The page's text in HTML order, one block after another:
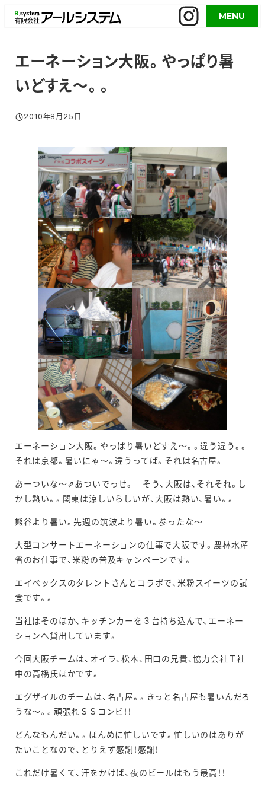
MENU
エーネーション大阪。やっぱり暑
いどすえ～。。
投稿日
2010年8月25日
エーネーション大阪。やっぱり暑いどすえ～。。違う違う。。
それは京都。暑いにゃ～。違うってば。それは名古屋。
あーついな～⇗あついでっせ。 そう、大阪は、それそれ。し
かし熱い。。関東は涼しいらしいが、大阪は熱い、暑い。。
熊谷より暑い。先週の筑波より暑い。参ったな～
大型コンサートエーネーションの仕事で大阪です。農林水産
省のお仕事で、米粉の普及キャンペーンです。
エイベックスのタレントさんとコラボで、米粉スイーツの試
食です。。
当社はそのほか、キッチンカーを３台持ち込んで、エーネー
ションへ貸出しています。
今回大阪チームは、オイラ、松本、田口の兄貴、協力会社Ｔ社
中の高橋氏ほかです。
エグザイルのチームは、名古屋。。きっと名古屋も暑いんだろ
うな～。。頑張れＳＳコンビ！！
どんなもんだい。。ほんめに忙しいです。忙しいのはありが
たいことなので、とりえず感謝！感謝！
これだけ暑くて、汗をかけば、夜のビールはもう最高！！